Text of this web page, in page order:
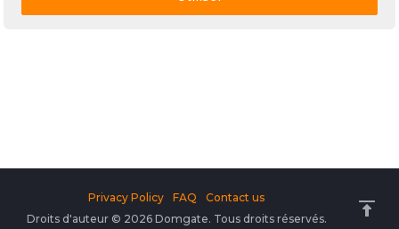
Droits d'auteur © 2026 Domgate. Tous droits réservés.
Privacy Policy FAQ Contact us